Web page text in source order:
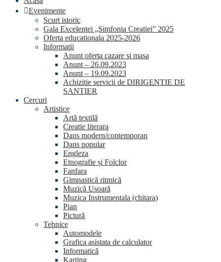
Evenimente
Scurt istoric
Gala Excelentei „Simfonia Creatiei” 2025
Oferta educationala 2025-2026
Informatii
Anunt oferta cazare si masa
Anunt – 26.09.2023
Anunt – 19.09.2023
Achizitie servicii de DIRIGENTIE DE
SANTIER
Cercuri
Artistice
Artă textilă
Creatie literara
Dans modern/contemporan
Dans popular
Engleza
Etnografie și Folclor
Fanfara
Gimnastică ritmică
Muzică Usoară
Muzica Instrumentala (chitara)
Pian
Pictură
Tehnice
Automodele
Grafica asistata de calculator
Informatică
Karting